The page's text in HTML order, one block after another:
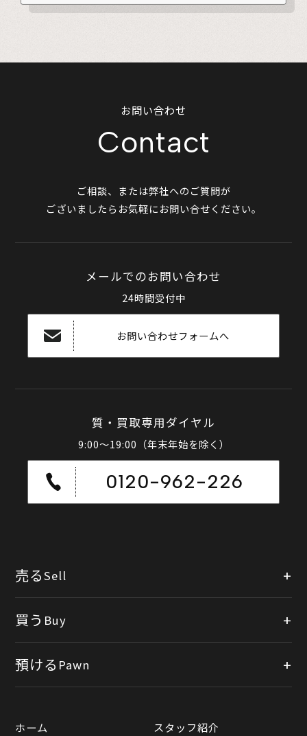
お問い合わせ
Contact
ご相談、または弊社へのご質問が
ございましたらお気軽にお問い合せください。
メールでのお問い合わせ
24時間受付中
お問い合わせフォームへ
質・買取専用ダイヤル
9:00～19:00（年末年始を除く）
0120-962-226
売るSell
店頭買取
宅配買取
買う Buy
公式オンラインショップ
Yahooショッピング
預ける Pawn
ホーム
スタッフ紹介